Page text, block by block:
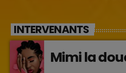
INTERVENANTS
Mimi la